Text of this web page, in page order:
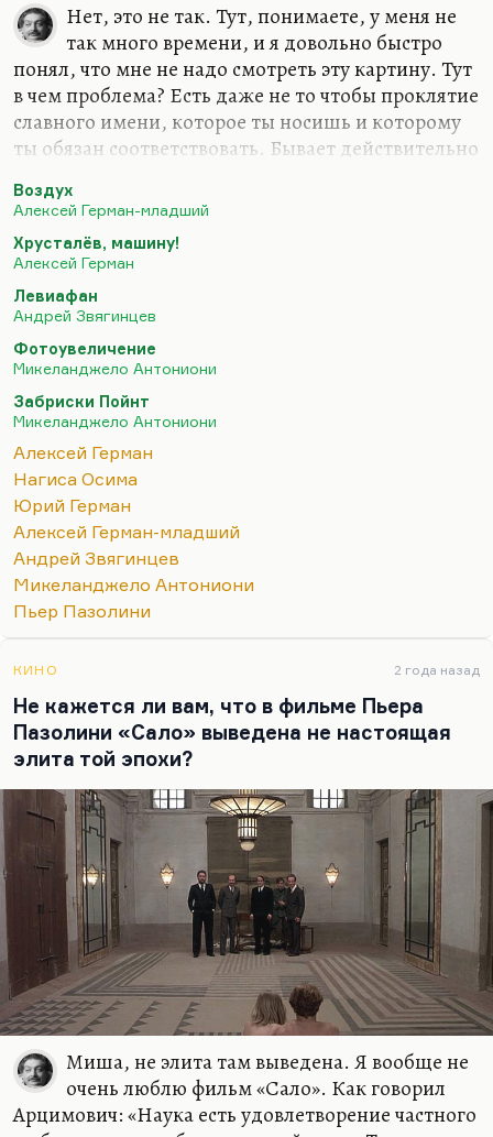
Нет, это не так. Тут, понимаете, у меня не
так много времени, и я довольно быстро
понял, что мне не надо смотреть эту картину. Тут
в чем проблема? Есть даже не то чтобы проклятие
славного имени, которое ты носишь и которому
ты обязан соответствовать. Бывает действительно
совершенно нет художественного таланта.
Все, что делает Алексей Герман-младший, может
быть умно и достойно, даже иметь
антимилитаристский пафос, которого там,
правда, по-моему, нет. Но это мое мнение. Но
это неталантливо, это ослепительно
неталантливо, это лишено того дуновения гения,
которое было в картинах Алексея Германа-
среднего, и которое иногда (не всегда)…
Воздух
Алексей Герман-младший
Хрусталёв, машину!
Алексей Герман
Левиафан
Андрей Звягинцев
Фотоувеличение
Микеланджело Антониони
Забриски Пойнт
Микеланджело Антониони
Алексей Герман
Нагиса Осима
Юрий Герман
Алексей Герман-младший
Андрей Звягинцев
Микеланджело Антониони
Пьер Пазолини
КИНО 2 года назад
Не кажется ли вам, что в фильме Пьера
Пазолини «Сало» выведена не настоящая
элита той эпохи?
Миша, не элита там выведена. Я вообще не
очень люблю фильм «Сало». Как говорил
Арцимович: «Наука есть удовлетворение частного